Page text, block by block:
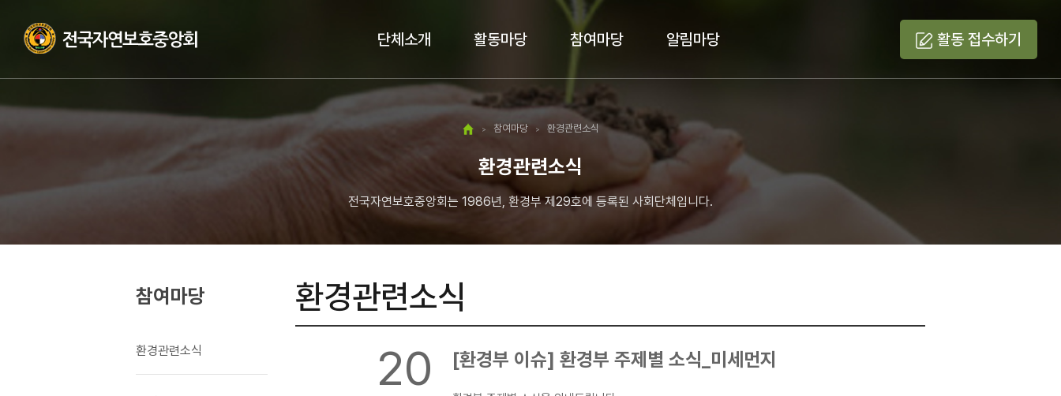
단체소개 활동마당 참여마당 알림마당 활동 접수하기
> 참여마당 > 환경관련소식
환경관련소식
전국자연보호중앙회는 1986년, 환경부 제29호에 등록된 사회단체입니다.
참여마당
환경관련소식
환경관련소식
20 [환경부 이슈] 환경부 주제별 소식_미세먼지